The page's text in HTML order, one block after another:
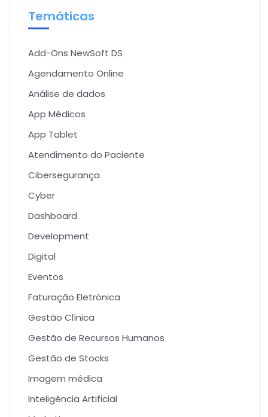
Temáticas
Add-Ons NewSoft DS
Agendamento Online
Análise de dados
App Médicos
App Tablet
Atendimento do Paciente
Cibersegurança
Cyber
Dashboard
Development
Digital
Eventos
Faturação Eletrónica
Gestão Clínica
Gestão de Recursos Humanos
Gestão de Stocks
Imagem médica
Inteligência Artificial